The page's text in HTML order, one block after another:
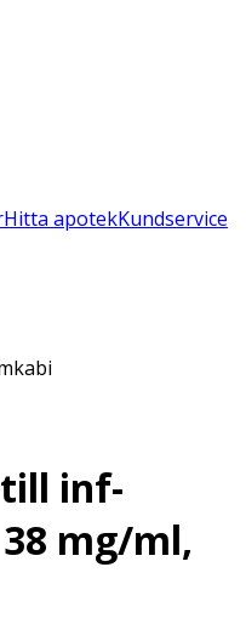
Hitta apotekKundservice
inf-
mg/ml,